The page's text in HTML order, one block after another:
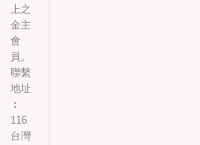
上之
金主
會
員。
聯繫
地址
︰
116
台灣